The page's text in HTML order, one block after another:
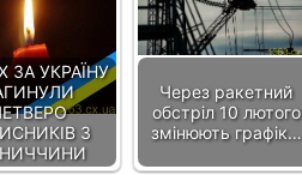
ЗА УКРАЇНУ
З
Через ракетний
обстріл 10 лютого
змінюють графік…